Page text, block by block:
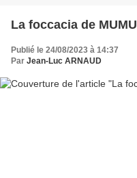
La foccacia de MUMU
Publié le 24/08/2023 à 14:37
Par Jean-Luc ARNAUD